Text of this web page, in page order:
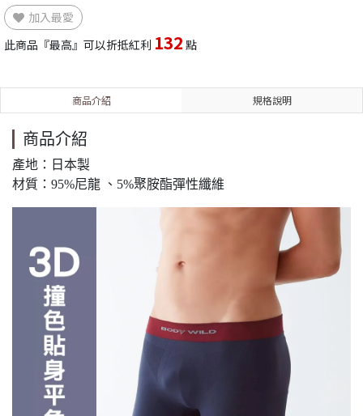
加入最愛
此商品『最高』可以折抵紅利 132 點
商品介紹 規格說明
商品介紹
產地：日本製
材質：95%尼龍 、5%聚胺酯彈性纖維